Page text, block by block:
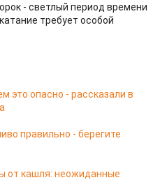
- светлый период времени
требует особой
это опасно - рассказали в
правильно - берегите
от кашля: неожиданные